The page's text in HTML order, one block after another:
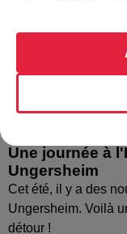
Une journée à
Ungersheim
Cet été, il y a des
Ungersheim. Voilà
détour !